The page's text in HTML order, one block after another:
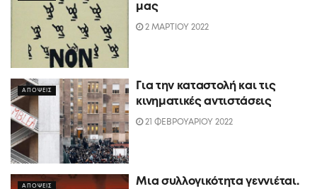
μας
2 ΜΑΡΤΙΟΥ 2022
ΑΠΟΨΕΙΣ
Για την καταστολή και τις
κινηματικές αντιστάσεις
21 ΦΕΒΡΟΥΑΡΙΟΥ 2022
ΑΠΟΨΕΙΣ
Μια συλλογικότητα γεννιέται.